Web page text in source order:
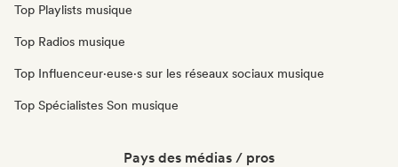
Top Playlists musique
Top Radios musique
Top Influenceur·euse·s sur les réseaux sociaux musique
Top Spécialistes Son musique
Pays des médias / pros